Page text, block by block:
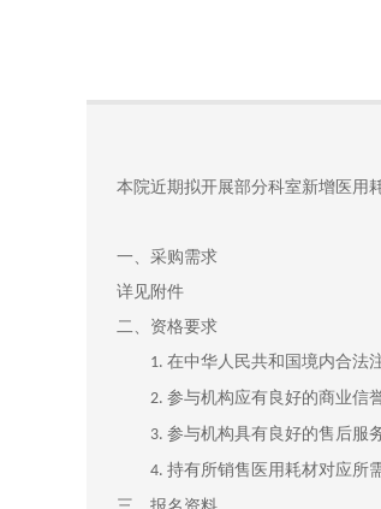
本院近期拟开展部分科室新增医用
一、 采购需求
详见附件
二、 资格要求
1. 在中华人民共和国境内合法
2. 参与机构应有良好的商业信
3. 参与机构具有良好的售后服
4. 持有所销售医用耗材对应所